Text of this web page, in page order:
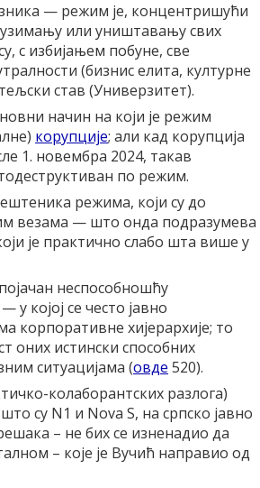
— режим је, концентришући
или уништавању свих
с избијањем побуне, све
(бизнис елита, културне
став (Универзитет).
начин на који је режим
корупције; али кад корупција
1. новембра 2024, такав
по режим.
режима, који су до
везама — што онда подразумева
је практично слабо шта више у
неспособношћу
којој се често јавно
хијерархије; то
оних истински способних
ситуацијама (овде 520).
колаборантских разлога)
су N1 и Nova S, на српско јавно
– не бих се изненадио да
– које је Вучић направио од